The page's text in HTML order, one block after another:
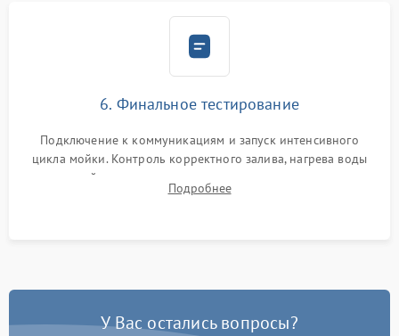
6. Финальное тестирование
Подключение к коммуникациям и запуск интенсивного
цикла мойки. Контроль корректного залива, нагрева воды
до нужной температуры, отсутствия посторонних шумов,
штатного слива и абсолютной сухости в поддоне.
Подробнее
У Вас остались вопросы?